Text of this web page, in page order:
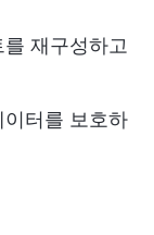
재구성하고
터를 보호하